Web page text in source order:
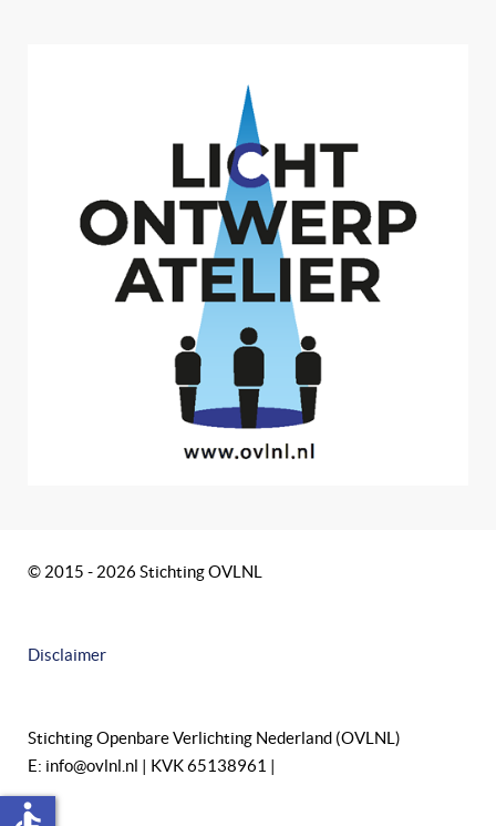
© 2015 - 2026 Stichting OVLNL
Disclaimer
Stichting Openbare Verlichting Nederland (OVLNL)
E: info@ovlnl.nl | KVK 65138961 |